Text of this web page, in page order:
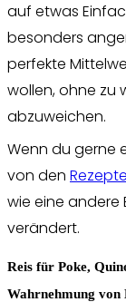
auf etwas
besonders
perfekte
wollen, ohne zu
abzuweichen.
Wenn du gerne
von den Rezepte
wie eine andere
verändert.
Reis für Poke,
Wahrnehmung von